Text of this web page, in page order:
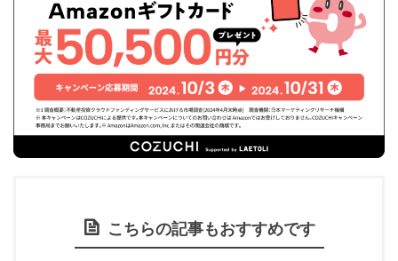
こちらの記事もおすすめです